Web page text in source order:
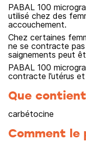
PABAL 100
utilisé chez des
accouchement.
Chez certaines
ne se contracte
saignements peut
PABAL 100
contracte l’utérus
Que
carbétocine
Comment le